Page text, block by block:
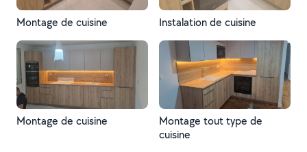
Montage de cuisine Instalation de cuisine
Montage de cuisine
Montage tout type de
cuisine